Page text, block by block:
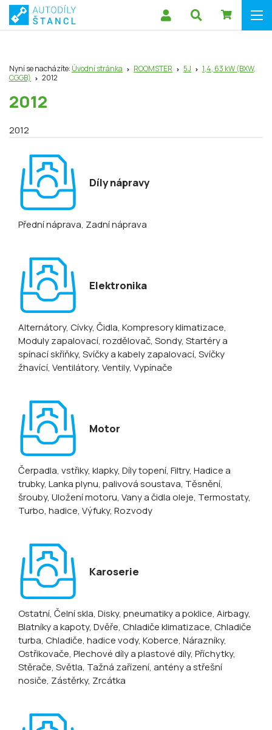
Nyní se nacházíte: Úvodní stránka ROOMSTER 5J
1,4, 63 kW (BXW,
CGGB)
2012
2012
2012
Díly nápravy
Přední náprava, Zadní náprava
Elektronika
Alternátory, Cívky, Čidla, Kompresory klimatizace,
Moduly zapalovací, rozdělovač, Sondy, Startéry a
spínací skříňky, Svíčky a kabely zapalovací, Svíčky
žhavící, Ventilátory, Ventily, Vypínače
Motor
Čerpadla, vstřiky, klapky, Díly topení, Filtry, Hadice a
trubky, Lanka plynu, palivová soustava, Těsnění,
šrouby, Uložení motoru, Vany a čidla oleje, Termostaty,
Turbo, hadice, Výfuky, Rozvody
Karoserie
Ostatní, Čelní skla, Disky, pneumatiky a poklice, Airbagy,
Blatníky a kapoty, Dvěře, Chladiče klimatizace, Chladiče
turba, Chladiče, hadice vody, Koberce, Nárazníky,
Ostřikovače, Plechové díly a plastové díly, Příchytky,
Stěrače, Světla, Tažná zařízení, antény a střešní
nosiče, Zástěrky, Zrcátka